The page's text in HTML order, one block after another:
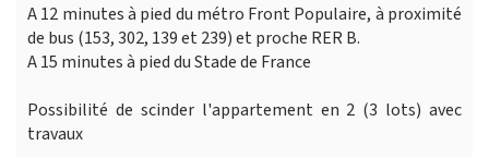
A 12 minutes à pied du métro Front Populaire, à proximité
de bus (153, 302, 139 et 239) et proche RER B.
A 15 minutes à pied du Stade de France
Possibilité de scinder l'appartement en 2 (3 lots) avec
travaux